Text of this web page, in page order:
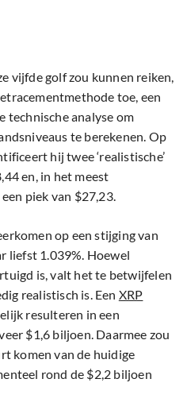
vijfde golf zou kunnen reiken,
toe, een
technische analyse om
te berekenen. Op
hij twee ‘realistische’
en, in het meest
piek van $27,23.
op een stijging van
liefst 1.039%. Hoewel
is, valt het te betwijfelen
realistisch is. Een XRP
resulteren in een
$1,6 biljoen. Daarmee zou
komen van de huidige
rond de $2,2 biljoen